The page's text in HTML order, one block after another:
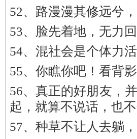
52、路漫漫其修远兮
53、脸先着地，无力回
54、混社会是个体力
55、你瞧你吧！看背
56、真正的好朋友，
起，就算不说话，也不
57、种草不让人去躺